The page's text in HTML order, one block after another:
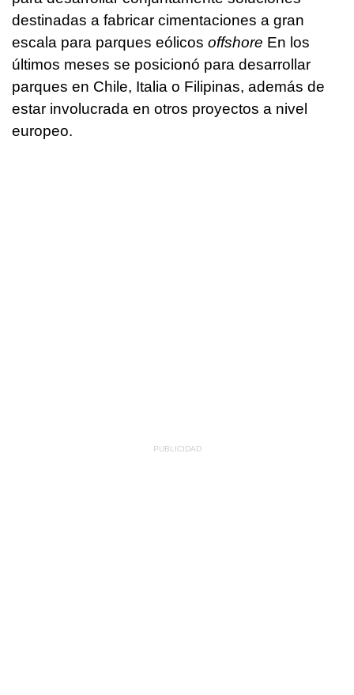
destinadas a fabricar cimentaciones a gran
escala para parques eólicos offshore En los
últimos meses se posicionó para desarrollar
parques en Chile, Italia o Filipinas, además de
estar involucrada en otros proyectos a nivel
europeo.